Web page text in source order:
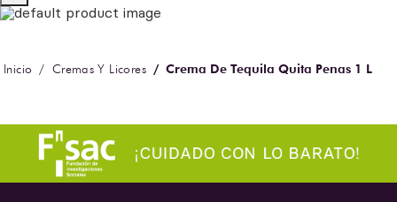
Cremas Y Licores Crema De Tequila Quita Penas 1 L